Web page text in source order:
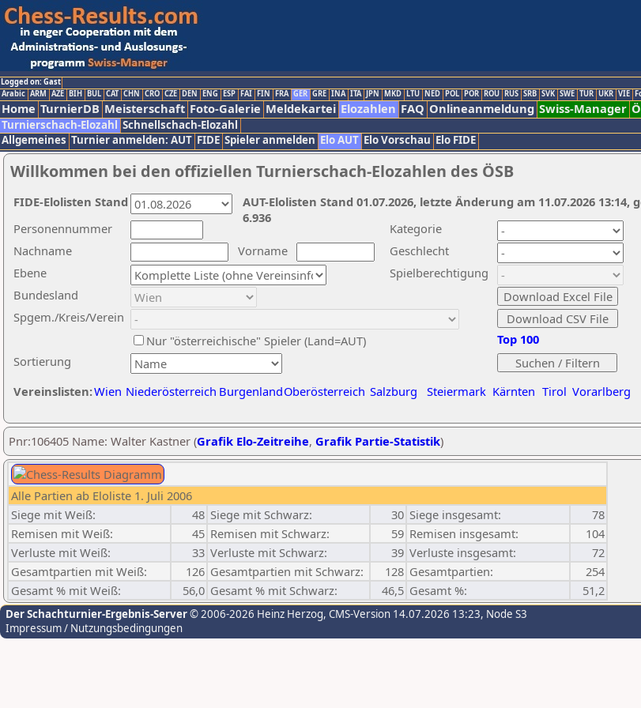
Logged on: Gast
Arabic ARM AZE BIH BUL CAT CHN CRO CZE DEN ENG ESP FAI FIN FRA GER GRE INA ITA JPN MKD LTU NED POL POR ROU RUS SRB SVK SWE TUR UKR VIE
Home TurnierDB Meisterschaft Foto-Galerie Meldekartei Elozahlen FAQ Onlineanmeldung Swiss-Manager
Turnierschach-Elozahl Schnellschach-Elozahl
Allgemeines Turnier anmelden: AUT FIDE Spieler anmelden Elo AUT Elo Vorschau Elo FIDE
Willkommen bei den offiziellen Turnierschach-Elozahlen des ÖSB
Nachname
Vorname
Ebene
Kategorie
Sortierung
Personennummer
Bundesland
Spgem./Kreis/Verein
Geschlecht
Nur "österreichische" Spieler (Land=AUT)
Spielberechtigung
Vereinslisten:Wien Niederösterreich BurgenlandOberösterreich Salzburg Steiermark Kärnten Tirol Vorarlberg
Top 100
AUT-Elolisten Stand 01.07.2026, letzte Änderung am 11.07.2026
6.936
FIDE-Elolisten Stand
Pnr:106405 Name: Walter Kastner (Grafik Elo-Zeitreihe, Grafik Partie-Statistik)
Alle Partien ab Eloliste 1. Juli 2006
Siege mit Weiß:
48 Siege mit Schwarz: 30 Siege insgesamt:
78
Remisen mit Weiß:
45 Remisen mit Schwarz: 59 Remisen insgesamt:
104
Verluste mit Weiß:
33 Verluste mit Schwarz: 39 Verluste insgesamt:
72
Gesamtpartien mit Weiß:
126 Gesamtpartien mit Schwarz: 128 Gesamtpartien:
254
Gesamt % mit Weiß:
56,0 Gesamt % mit Schwarz: 46,5 Gesamt %: 51,2
Der Schachturnier-Ergebnis-Server© 2006-2026 Heinz Herzog, CMS-Version 14.07.2026 13:23, Node S3
Impressum / Nutzungsbedingungen